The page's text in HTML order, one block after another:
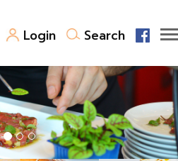
Login Search